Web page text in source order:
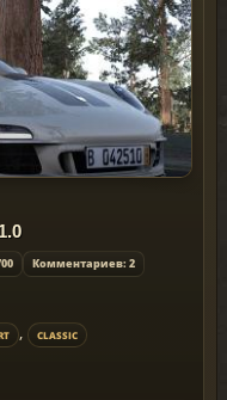
Комментариев: 2
, CLASSIC